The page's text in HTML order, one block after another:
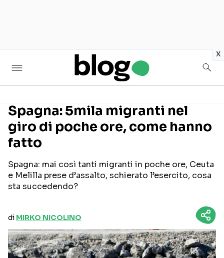
x
Seguici sui social
Spagna: 5mila migranti nel
giro di poche ore, come hanno
fatto
Spagna: mai così tanti migranti in poche ore, Ceuta
e Melilla prese d’assalto, schierato l’esercito, cosa
sta succedendo?
di MIRKO NICOLINO